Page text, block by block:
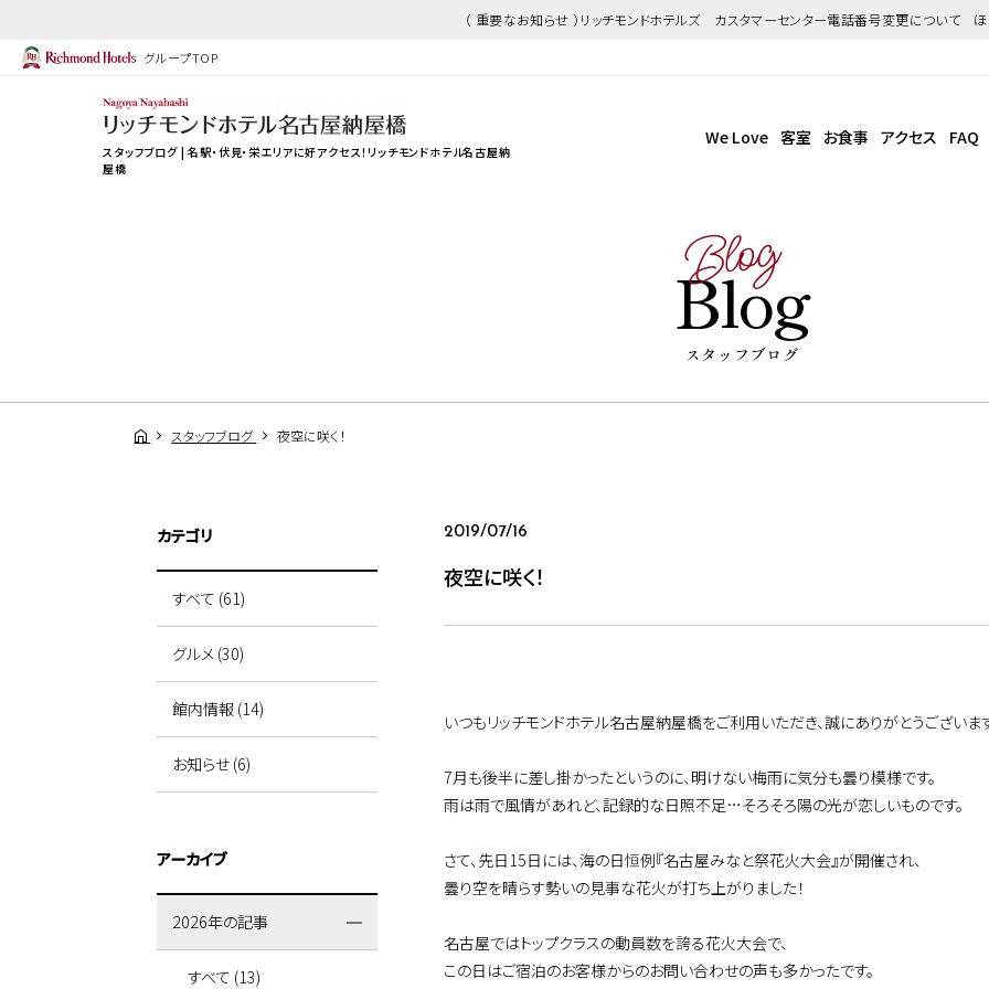
（ 重要なお知らせ ）リッチモンドホテルズ カスタマーセンター電話番号変更について
グループTOP
スタッフブログ | 名駅・伏見・栄エリアに好アクセス！ リッチモンドホテル名古屋納
屋橋
We Love 客室 お食事 アクセス FAQ
Blog
Blog
スタッフブログ
スタッフブログ 夜空に咲く！
2019/07/16
夜空に咲く！
いつもリッチモンドホテル名古屋納屋橋をご利用いただき、誠にありがとうございま
7月も後半に差し掛かったというのに、明けない梅雨に気分も曇り模様です。
雨は雨で風情があれど、記録的な日照不足…そろそろ陽の光が恋しいものです。
さて、先日15日には、海の日恒例『名古屋みなと祭花火大会』が開催され、
曇り空を晴らす勢いの見事な花火が打ち上がりました！
名古屋ではトップクラスの動員数を誇る花火大会で、
この日はご宿泊のお客様からのお問い合わせの声も多かったです。
カテゴリ
すべて (61)
グルメ (30)
館内情報 (14)
お知らせ (6)
アーカイブ
2026年の記事
すべて (13)